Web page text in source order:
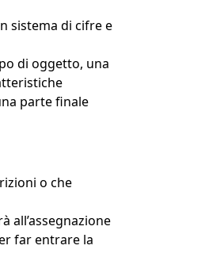
sistema di cifre e
di oggetto, una
parte finale
o che
all’assegnazione
far entrare la